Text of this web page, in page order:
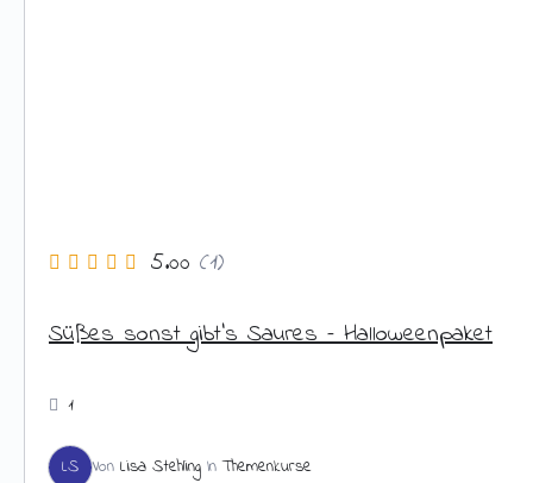
5.00 (1)
Süßes sonst gibt’s Saures – Halloweenpaket
1
LS Von Lisa Stehling InThemenkurse